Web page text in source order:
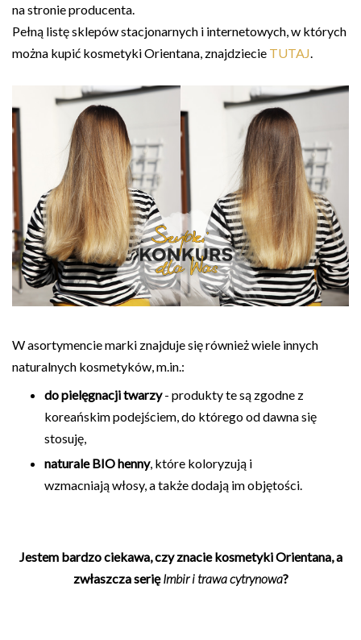
na stronie producenta.
Pełną listę sklepów stacjonarnych i internetowych, w których
można kupić kosmetyki Orientana, znajdziecie TUTAJ.
W asortymencie marki znajduje się również wiele innych
naturalnych kosmetyków, m.in.:
do pielęgnacji twarzy- produkty te są zgodne z
koreańskim podejściem, do którego od dawna się
stosuję,
naturale BIO henny, które koloryzują i
wzmacniają włosy, a także dodają im objętości.
Jestem bardzo ciekawa, czy znacie kosmetyki Orientana, a
zwłaszcza serięImbir i trawa cytrynowa?